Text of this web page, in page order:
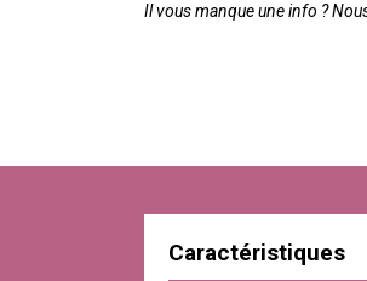
Il vous manque une info ?
Caractéristiques